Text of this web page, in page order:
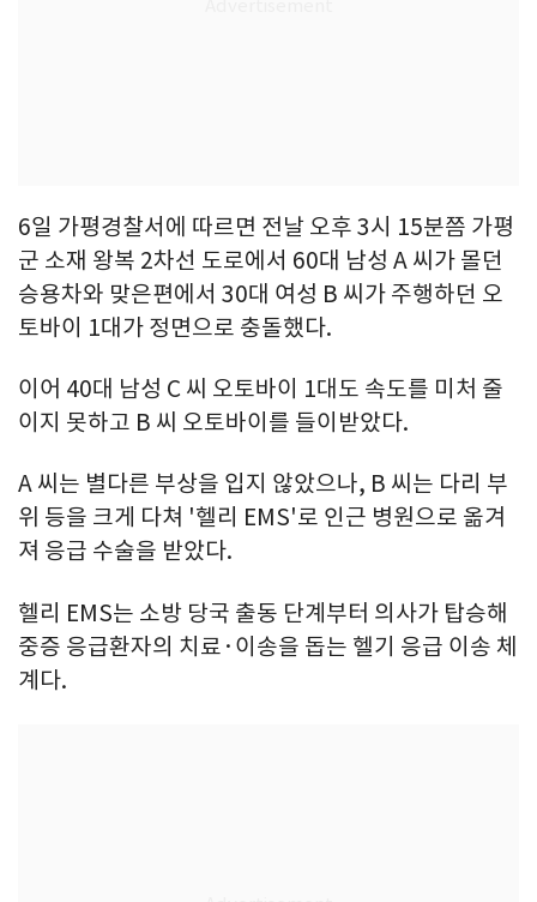
6일 가평경찰서에 따르면 전날 오후 3시 15분쯤 가평
군 소재 왕복 2차선 도로에서 60대 남성 A 씨가 몰던
승용차와 맞은편에서 30대 여성 B 씨가 주행하던 오
토바이 1대가 정면으로 충돌했다.
이어 40대 남성 C 씨 오토바이 1대도 속도를 미처 줄
이지 못하고 B 씨 오토바이를 들이받았다.
A 씨는 별다른 부상을 입지 않았으나, B 씨는 다리 부
위 등을 크게 다쳐 '헬리 EMS'로 인근 병원으로 옮겨
져 응급 수술을 받았다.
헬리 EMS는 소방 당국 출동 단계부터 의사가 탑승해
중증 응급환자의 치료·이송을 돕는 헬기 응급 이송 체
계다.